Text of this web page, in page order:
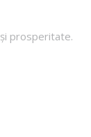
prosperitate.